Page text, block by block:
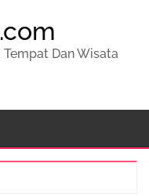
Dan Wisata